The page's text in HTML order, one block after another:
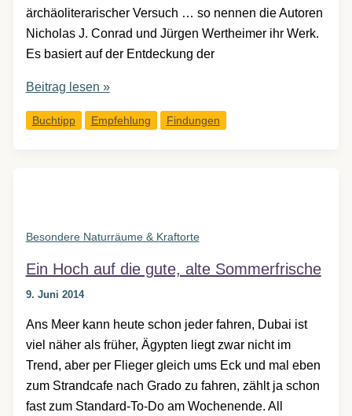
ärchäoliterarischer Versuch … so nennen die Autoren
Nicholas J. Conrad und Jürgen Wertheimer ihr Werk.
Es basiert auf der Entdeckung der
Buchempfehlung:
Venus
Beitrag lesen »
Buchtipp Empfehlung Findungen
Besondere Naturräume & Kraftorte
Ein Hoch auf die gute, alte Sommerfrische
9. Juni 2014
Ans Meer kann heute schon jeder fahren, Dubai ist
viel näher als früher, Ägypten liegt zwar nicht im
Trend, aber per Flieger gleich ums Eck und mal eben
zum Strandcafe nach Grado zu fahren, zählt ja schon
fast zum Standard-To-Do am Wochenende. All